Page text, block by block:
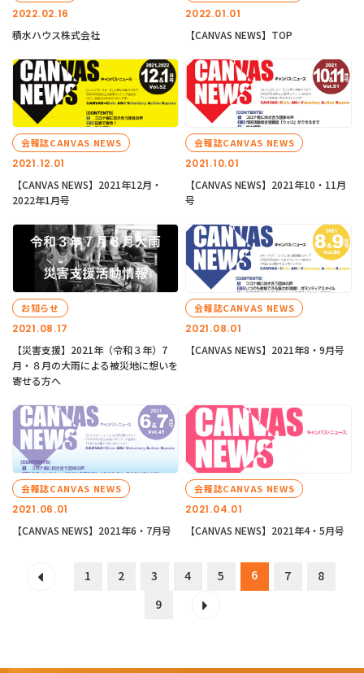
2022.02.16
積水ハウス株式会社
2022.01.01
【CANVAS NEWS】TOP
2021.12.01
会報誌CANVAS NEWS
【CANVAS NEWS】2021年12月・
2022年1月号
2021.10.01
会報誌CANVAS NEWS
【CANVAS NEWS】2021年10・11月
号
2021.08.17
お知らせ
【災害支援】2021年（令和３年）7
月・８月の大雨による被災地に想いを
寄せる方へ
2021.08.01
会報誌CANVAS NEWS
【CANVAS NEWS】2021年8・9月号
2021.06.01
会報誌CANVAS NEWS
【CANVAS NEWS】2021年6・7月号
2021.04.01
会報誌CANVAS NEWS
【CANVAS NEWS】2021年4・5月号
1 2 3 4 5 6 7
8
9